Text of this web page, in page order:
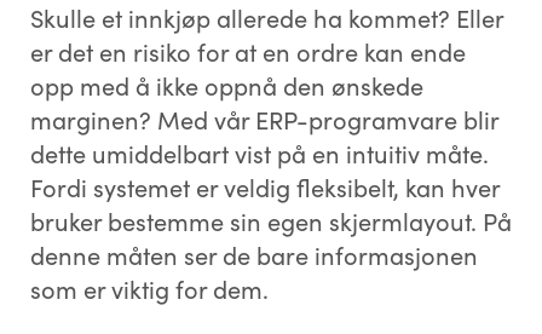
Skulle et innkjøp allerede ha kommet? Eller
er det en risiko for at en ordre kan ende
opp med å ikke oppnå den ønskede
marginen? Med vår ERP-programvare blir
dette umiddelbart vist på en intuitiv måte.
Fordi systemet er veldig fleksibelt, kan hver
bruker bestemme sin egen skjermlayout. På
denne måten ser de bare informasjonen
som er viktig for dem.